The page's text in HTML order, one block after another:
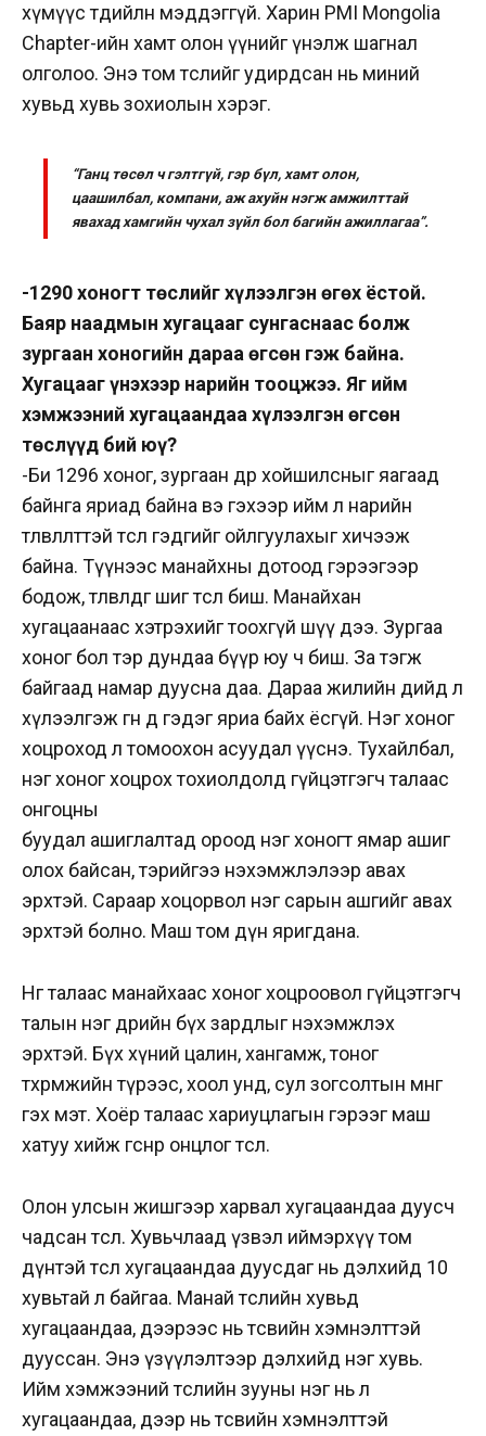
хүмүүс төдийлөн мэддэггүй. Харин PMI Mongolia
Chapter-ийн хамт олон үүнийг үнэлж шагнал
олголоо. Энэ том төслийг удирдсан нь миний
хувьд хувь зохиолын хэрэг.
“Ганц төсөл ч гэлтгүй, гэр бүл, хамт олон,
цаашилбал, компани, аж ахуйн нэгж амжилттай
явахад хамгийн чухал зүйл бол багийн ажиллагаа”.
-1290 хоногт төслийг хүлээлгэн өгөх ёстой.
Баяр наадмын хугацааг сунгаснаас болж
зургаан хоногийн дараа өгсөн гэж байна.
Хугацааг үнэхээр нарийн тооцжээ. Яг ийм
хэмжээний хугацаандаа хүлээлгэн өгсөн
төслүүд бий юү?
-Би 1296 хоног, зургаан өдөр хойшилсныг яагаад
байнга яриад байна вэ гэхээр ийм л нарийн
төлөвлөлттэй төсөл гэдгийг ойлгуулахыг хичээж
байна. Түүнээс манайхны дотоод гэрээгээр
бодож, төлөвлөдөг шиг төсөл биш. Манайхан
хугацаанаас хэтрэхийг тоохгүй шүү дээ. Зургаа
хоног бол тэр дундаа бүүр юу ч биш. За тэгж
байгаад намар дуусна даа. Дараа жилийн өдийд л
хүлээлгэж өгнө дөө гэдэг яриа байх ёсгүй. Нэг хоног
хоцроход л томоохон асуудал үүснэ. Тухайлбал,
нэг хоног хоцрох тохиолдолд гүйцэтгэгч талаас
онгоцны
буудал ашиглалтад ороод нэг хоногт ямар ашиг
олох байсан, тэрийгээ нэхэмжлэлээр авах
эрхтэй. Сараар хоцорвол нэг сарын ашгийг авах
эрхтэй болно. Маш том дүн яригдана.
Нөгөө талаас манайхаас хоног хоцроовол гүйцэтгэгч
талын нэг өдрийн бүх зардлыг нэхэмжлэх
эрхтэй. Бүх хүний цалин, хангамж, тоног
төхөөрөмжийн түрээс, хоол унд, сул зогсолтын мөнгө
гэх мэт. Хоёр талаас хариуцлагын гэрээг маш
хатуу хийж өгснөөрөө онцлог төсөл.
Олон улсын жишгээр харвал хугацаандаа дуусч
чадсан төсөл. Хувьчлаад үзвэл иймэрхүү том
дүнтэй төсөл хугацаандаа дуусдаг нь дэлхийд 10
хувьтай л байгаа. Манай төслийн хувьд
хугацаандаа, дээрээс нь төсвийн хэмнэлттэй
дууссан. Энэ үзүүлэлтээр дэлхийд нэг хувь.
Ийм хэмжээний төслийн зууны нэг нь л
хугацаандаа, дээр нь төсвийн хэмнэлттэй